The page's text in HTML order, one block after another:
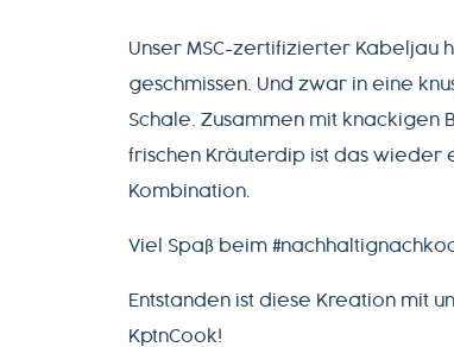
Unser MSC-zertifizierter Kabeljau
geschmissen. Und zwar in eine
Schale. Zusammen mit knackigen
frischen Kräuterdip ist das wieder
Kombination.
Viel Spaß beim
Entstanden ist diese Kreation mit
KptnCook!